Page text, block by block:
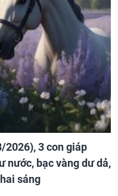
3 con giáp
nước, bạc vàng dư dả,
sáng